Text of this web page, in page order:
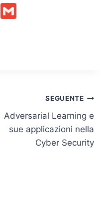
C
SEGUENTE
Adversarial Learning e
sue applicazioni nella
Cyber Security